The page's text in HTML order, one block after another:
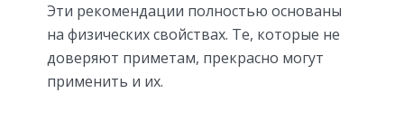
Эти рекомендации полностью основаны
на физических свойствах. Те, которые не
доверяют приметам, прекрасно могут
применить и их.